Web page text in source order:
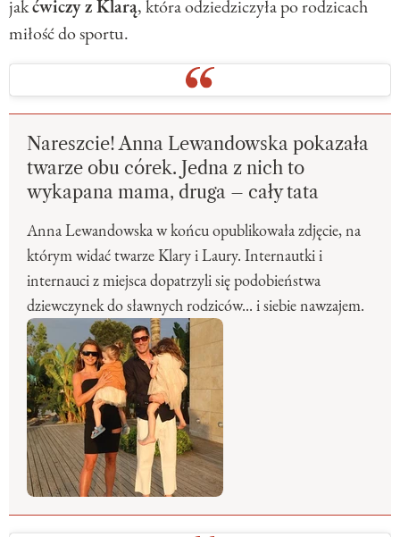
jakćwiczy z Klarą, która odziedziczyła po rodzicach
miłość do sportu.
Nareszcie! Anna Lewandowska pokazała
twarze obu córek. Jedna z nich to
wykapana mama, druga – cały tata
Anna Lewandowska w końcu opublikowała zdjęcie, na
którym widać twarze Klary i Laury. Internautki i
internauci z miejsca dopatrzyli się podobieństwa
dziewczynek do sławnych rodziców... i siebie nawzajem.